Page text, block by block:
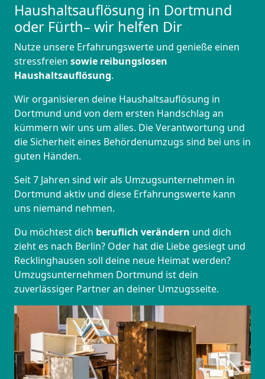
Haushaltsauflösung in Dortmund
oder Fürth– wir helfen Dir
Nutze unsere Erfahrungswerte und genieße einen
stressfreien sowie reibungslosen
Haushaltsauflösung.
Wir organisieren deine Haushaltsauflösung in
Dortmund und von dem ersten Handschlag an
kümmern wir uns um alles. Die Verantwortung und
die Sicherheit eines Behördenumzugs sind bei uns in
guten Händen.
Seit 7 Jahren sind wir als Umzugsunternehmen in
Dortmund aktiv und diese Erfahrungswerte kann
uns niemand nehmen.
Du möchtest dich beruflich verändern und dich
zieht es nach Berlin? Oder hat die Liebe gesiegt und
Recklinghausen soll deine neue Heimat werden?
Umzugsunternehmen Dortmund ist dein
zuverlässiger Partner an deiner Umzugsseite.